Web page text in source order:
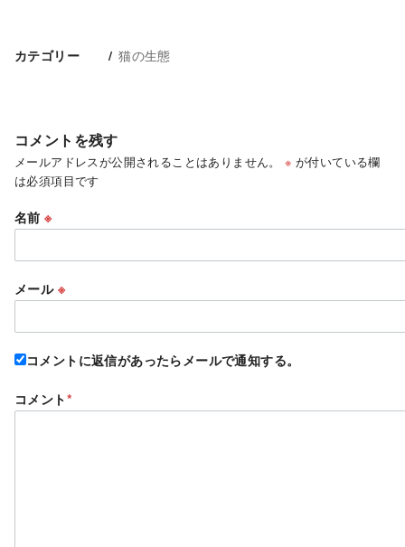
カテゴリー 猫の生態
コメントを残す
メールアドレスが公開されることはありません。 ※ が付いている欄
は必須項目です
名前※
メール ※
コメントに返信があったらメールで通知する。
コメント*